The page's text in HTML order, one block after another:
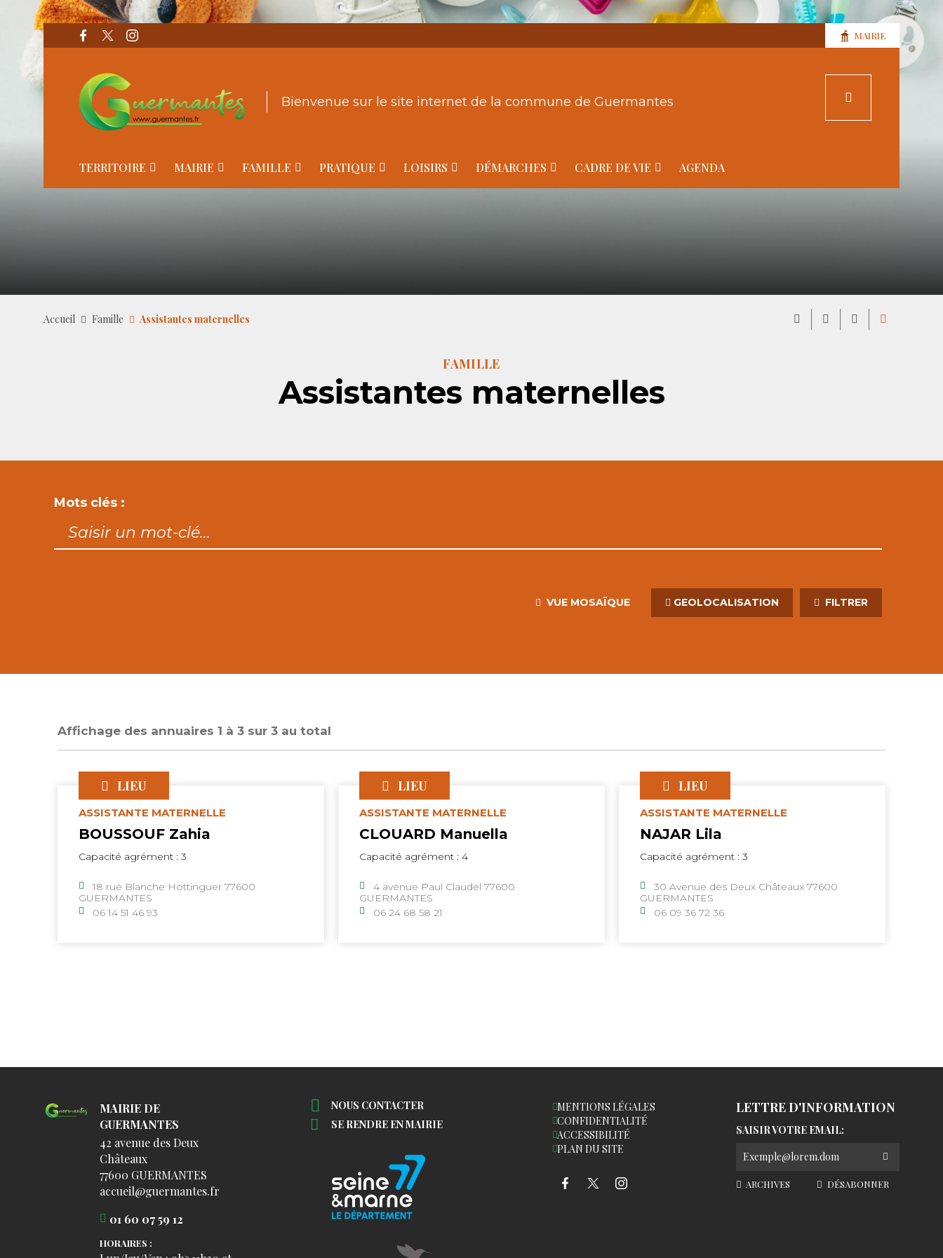
MAIRIE
Bienvenue sur le site internet de la commune de Guermantes
TERRITOIRE MAIRIE FAMILLE PRATIQUE LOISIRS DÉMARCHES CADRE DE VIE AGENDA
Accueil Famille Assistantes maternelles
FAMILLE
Assistantes maternelles
Mots clés :
VUE MOSAÏQUE GEOLOCALISATION FILTRER
Affichage des annuaires 1 à 3 sur 3 au total
LIEU
ASSISTANTE MATERNELLE
BOUSSOUF Zahia
Capacité agrément : 3
18 rue Blanche Hottinguer 77600
GUERMANTES
06 14 51 46 93
LIEU
ASSISTANTE MATERNELLE
CLOUARD Manuella
Capacité agrément : 4
4 avenue Paul Claudel 77600
GUERMANTES
06 24 68 58 21
LIEU
ASSISTANTE MATERNELLE
NAJAR Lila
Capacité agrément : 3
30 Avenue des Deux Châteaux 77600
GUERMANTES
06 09 36 72 36
MAIRIE DE
GUERMANTES
42 avenue des Deux
Châteaux
77600 GUERMANTES
accueil@guermantes.fr
01 60 07 59 12
HORAIRES :
NOUS CONTACTER
SE RENDRE EN MAIRIE
MENTIONS LÉGALES
CONFIDENTIALITÉ
ACCESSIBILITÉ
PLAN DU SITE
LETTRE D'INFORMATION
SAISIR VOTRE EMAIL:
ARCHIVES DÉSABONNER